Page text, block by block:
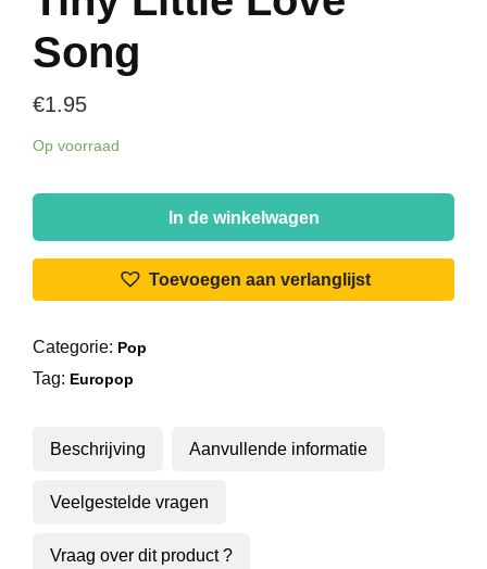
Song
€1.95
Op voorraad
Coconuts
-
Tiny
Love
Song
In de winkelwagen
Toevoegen aan verlanglijst
Categorie: Pop
Tag: Europop
Beschrijving Aanvullende informatie
Veelgestelde vragen
Vraag over dit product ?